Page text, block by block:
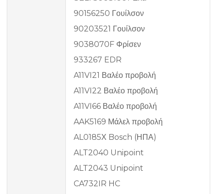
90156250 Γουίλσον
90203521 Γουίλσον
9038070F Φρίσεν
933267 EDR
A11VI21 Βαλέο προβολή
A11VI22 Βαλέο προβολή
A11VI66 Βαλέο προβολή
AAK5169 Μάλελ προβολή
AL0185Χ Bosch (ΗΠΑ)
ALT2040 Unipoint
ALT2043 Unipoint
CA732IR HC